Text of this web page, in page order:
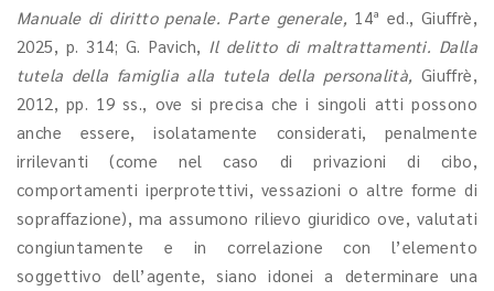
Manuale di diritto penale. Parte generale, 14ª ed., Giuffrè,
2025, p. 314; G. Pavich, Il delitto di maltrattamenti. Dalla
tutela della famiglia alla tutela della personalità, Giuffrè,
2012, pp. 19 ss., ove si precisa che i singoli atti possono
anche essere, isolatamente considerati, penalmente
irrilevanti (come nel caso di privazioni di cibo,
comportamenti iperprotettivi, vessazioni o altre forme di
sopraffazione), ma assumono rilievo giuridico ove, valutati
congiuntamente e in correlazione con l’elemento
soggettivo dell’agente, siano idonei a determinare una